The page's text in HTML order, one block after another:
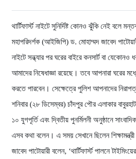
থার্টিফার্স্ট নাইটে সুনির্দিষ্ট কোনও ঝুঁকি নেই বলে
মহাপরিদর্শক (আইজিপি) ড. মোহাম্মদ জাবেদ
নাইটে সন্ধ্যার পর ঘরের বাইরে কনসার্ট বা যেকোনও
আমাদের নিষেধাজ্ঞা রয়েছে। তবে আপনারা ঘরের
করতে পারবেন। সেক্ষেত্রে পুলিশ আপনাদের
শনিবার (২৮ ডিসেম্বর) চাঁদপুর পৌর এলাকার
১০ যুগপূর্তি এবং দ্বিতীয় পুনর্মিলনী অনুষ্ঠানে
এসব কথা বলেন। এ সময় সেখানে ছিলেন
জাবেদ পাটোয়ারী বলেন, ‘থার্টিফার্স্ট পালনে